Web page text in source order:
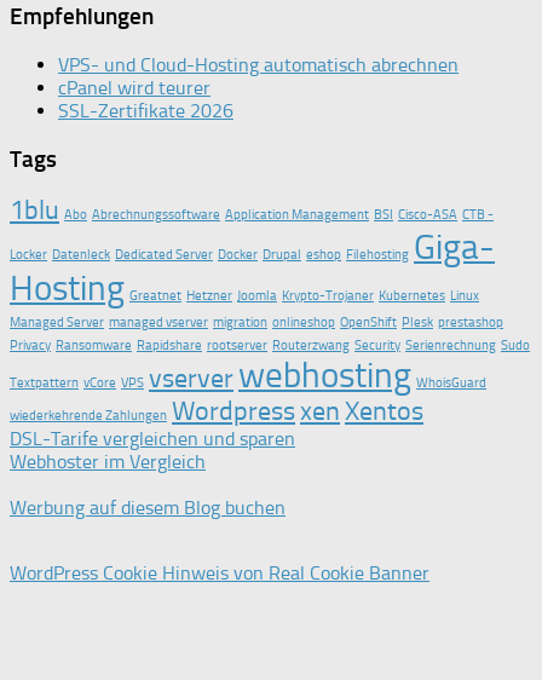
Empfehlungen
VPS- und Cloud-Hosting automatisch abrechnen
cPanel wird teurer
SSL-Zertifikate 2026
Tags
1blu Abo Abrechnungssoftware Application Management BSI Cisco-ASA CTB -
Locker Datenleck Dedicated Server Docker Drupal eshop Filehosting Giga-
Hosting Greatnet Hetzner Joomla Krypto-Trojaner Kubernetes Linux
Managed Server managed vserver migration onlineshop OpenShift Plesk prestashop
Privacy Ransomware Rapidshare rootserver Routerzwang Security Serienrechnung Sudo
Textpattern vCore VPS vserverwebhosting WhoisGuard
wiederkehrende Zahlungen WordpressxenXentos
DSL-Tarife vergleichen und sparen
Webhoster im Vergleich
Werbung auf diesem Blog buchen
WordPress Cookie Hinweis von Real Cookie Banner